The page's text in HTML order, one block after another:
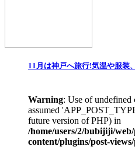
11月は神戸へ旅行!気温や服装
Warning: Use of
assumed
future version of PHP) in
/home/users/2/bubijiji/
content/plugins/post-